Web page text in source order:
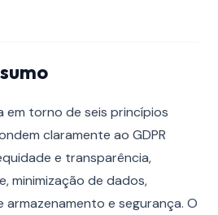
em torno de seis princípios
claramente ao GDPR
e transparência,
minimização de dados,
e segurança. O